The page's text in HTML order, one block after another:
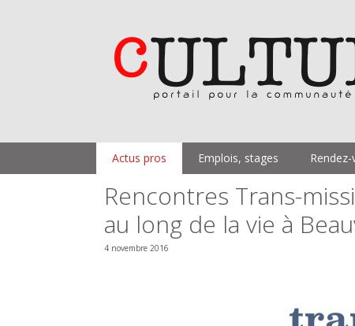
Actus pros Emplois, stages
Rencontres Trans-
au long de la vie à
4 novembre 2016